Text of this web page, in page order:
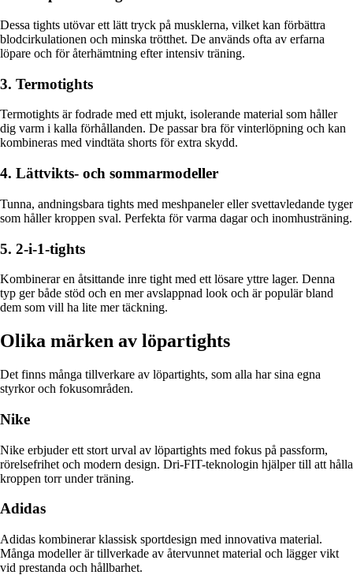
Dessa tights utövar ett lätt tryck på musklerna, vilket kan förbättra
blodcirkulationen och minska trötthet. De används ofta av erfarna
löpare och för återhämtning efter intensiv träning.
3. Termotights
Termotights är fodrade med ett mjukt, isolerande material som håller
dig varm i kalla förhållanden. De passar bra för vinterlöpning och kan
kombineras med vindtäta shorts för extra skydd.
4. Lättvikts- och sommarmodeller
Tunna, andningsbara tights med meshpaneler eller svettavledande tyger
som håller kroppen sval. Perfekta för varma dagar och inomhusträning.
5. 2-i-1-tights
Kombinerar en åtsittande inre tight med ett lösare yttre lager. Denna
typ ger både stöd och en mer avslappnad look och är populär bland
dem som vill ha lite mer täckning.
Olika märken av löpartights
Det finns många tillverkare av löpartights, som alla har sina egna
styrkor och fokusområden.
Nike
Nike erbjuder ett stort urval av löpartights med fokus på passform,
rörelsefrihet och modern design. Dri-FIT-teknologin hjälper till att hålla
kroppen torr under träning.
Adidas
Adidas kombinerar klassisk sportdesign med innovativa material.
Många modeller är tillverkade av återvunnet material och lägger vikt
vid prestanda och hållbarhet.